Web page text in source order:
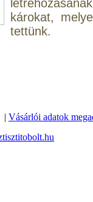
károkat,
tettünk.
| Vásárlói adatok